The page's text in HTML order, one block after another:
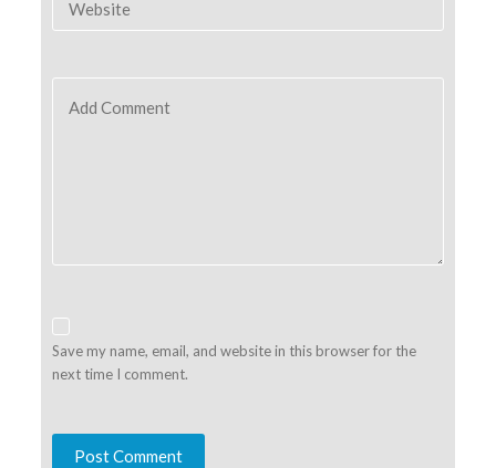
Website
Add Comment
Save my name, email, and website in this browser for the
next time I comment.
Post Comment